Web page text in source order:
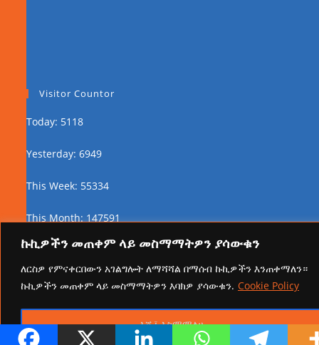
ኩኪዎችን መጠቀም ላይ መስማማትዎን ያሳውቁን
ለርስዎ የምናቀርበውን አገልግሎት ለማሻሻል በማሰብ ኩኪዎችን እንጠቀማለን።
ኩኪዎችን መጠቀም ላይ መስማማትዎን እባክዎ ያሳውቁን. Cookie Policy
እሺ፤ እስማማለሁ
Visitor Countor
Today: 5118
Yesterday: 6949
This Week: 55334
This Month: 147591
copyright Ⓒ 2026 Addis Media Network All Rights
Reserved.